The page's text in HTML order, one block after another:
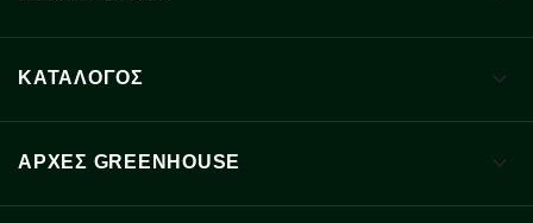
ΚΑΤΑΛΟΓΟΣ 
ΑΡΧΈΣ GREENHOUSE 